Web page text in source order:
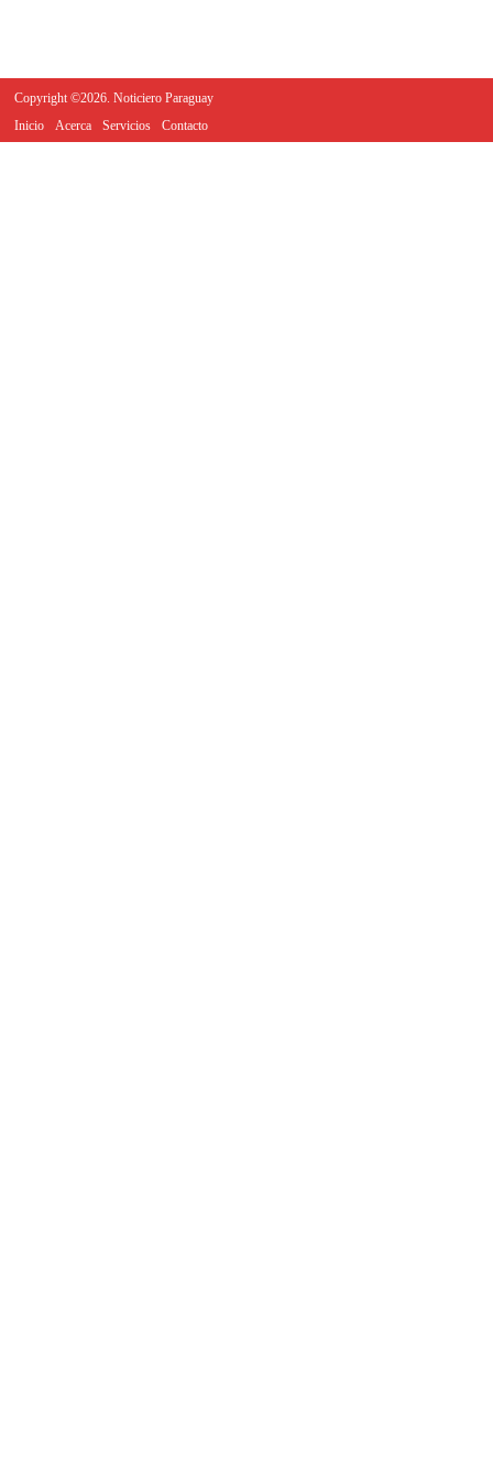
Copyright ©2026. Noticiero Paraguay
Inicio
Acerca Servicios Contacto